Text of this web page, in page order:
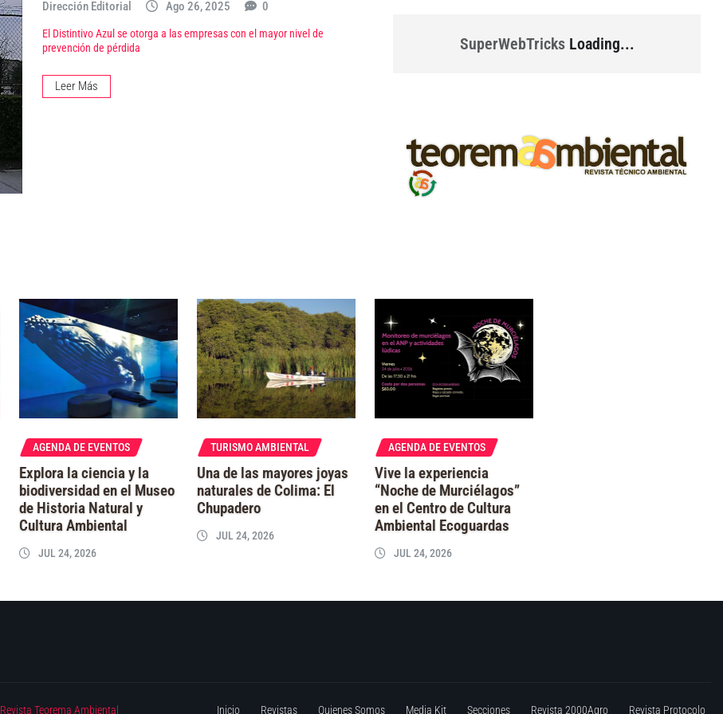
Dirección Editorial Ago 26, 2025 0
El Distintivo Azul se otorga a las empresas con el mayor nivel de
prevención de pérdida
Leer Más
SuperWebTricksLoading...
AGENDA DE EVENTOS
Explora la ciencia y la
biodiversidad en el Museo
de Historia Natural y
Cultura Ambiental
JUL 24, 2026
TURISMO AMBIENTAL
Una de las mayores joyas
naturales de Colima: El
Chupadero
JUL 24, 2026
AGENDA DE EVENTOS
Vive la experiencia
“Noche de Murciélagos”
en el Centro de Cultura
Ambiental Ecoguardas
JUL 24, 2026
Revista Teorema Ambiental Inicio Revistas Quienes Somos Media Kit Secciones Revista 2000Agro Revista Protocolo